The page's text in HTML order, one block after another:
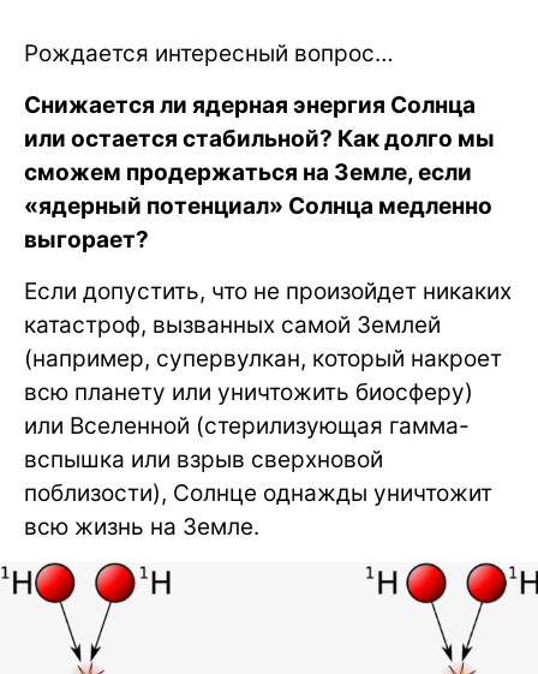
Рождается интересный вопрос…
Снижается ли ядерная энергия Солнца
или остается стабильной? Как долго мы
сможем продержаться на Земле, если
«ядерный потенциал» Солнца медленно
выгорает?
Если допустить, что не произойдет никаких
катастроф, вызванных самой Землей
(например, супервулкан, который накроет
всю планету или уничтожить биосферу)
или Вселенной (стерилизующая гамма-
вспышка или взрыв сверхновой
поблизости), Солнце однажды уничтожит
всю жизнь на Земле.